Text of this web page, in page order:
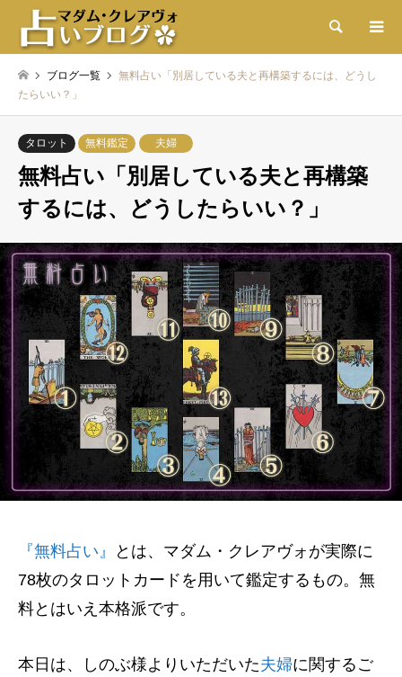
検索
ブログ一覧
無料占い「別居している夫と再構築するには、どうし
たらいい？」
タロット 無料鑑定 夫婦
無料占い「別居している夫と再構築
するには、どうしたらいい？」
『無料占い』
とは、マダム・クレアヴォが実際に
78枚のタロットカードを用いて鑑定するもの。無
料とはいえ本格派です。
本日は、しのぶ様よりいただいた夫婦に関するご